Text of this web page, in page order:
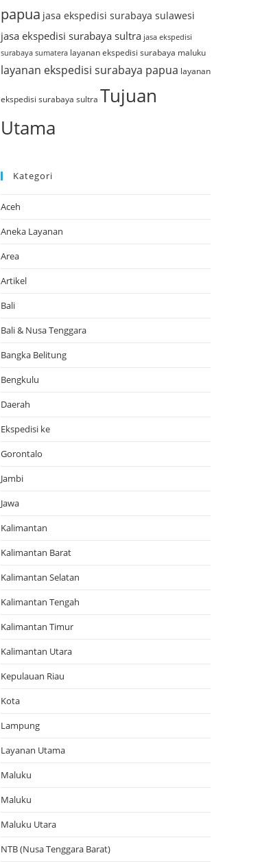
papua jasa ekspedisi surabaya sulawesi
jasa ekspedisi surabaya sultra jasa ekspedisi
surabaya sumatera layanan ekspedisi surabaya maluku
layanan ekspedisi surabaya papua layanan
ekspedisi surabaya sultra Tujuan
Utama
Kategori
Aceh
Aneka Layanan
Area
Artikel
Bali
Bali & Nusa Tenggara
Bangka Belitung
Bengkulu
Daerah
Ekspedisi ke
Gorontalo
Jambi
Jawa
Kalimantan
Kalimantan Barat
Kalimantan Selatan
Kalimantan Tengah
Kalimantan Timur
Kalimantan Utara
Kepulauan Riau
Kota
Lampung
Layanan Utama
Maluku
Maluku
Maluku Utara
NTB (Nusa Tenggara Barat)